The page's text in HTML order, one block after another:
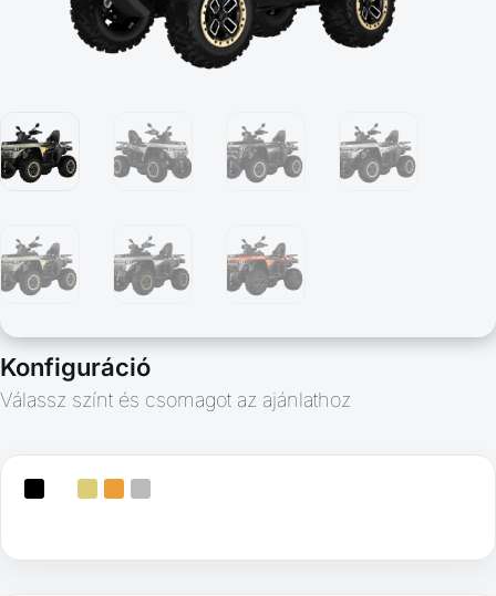
Konfiguráció
Válassz színt és csomagot az ajánlathoz